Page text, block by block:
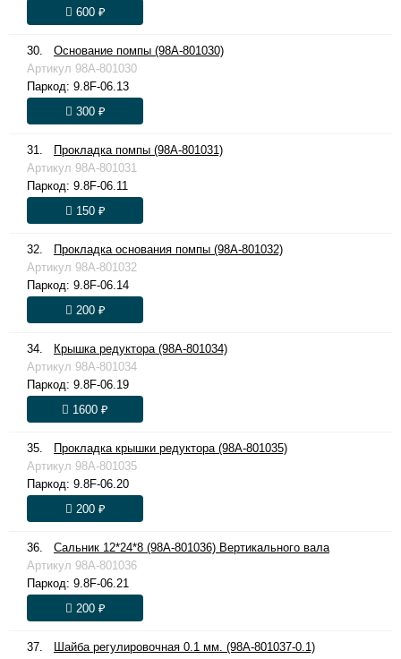
600 ₽
30.
Основание помпы (98A-801030)
Артикул 98A-801030
Паркод: 9.8F-06.13
300 ₽
31.
Прокладка помпы (98A-801031)
Артикул 98A-801031
Паркод: 9.8F-06.11
150 ₽
32.
Прокладка основания помпы (98A-801032)
Артикул 98A-801032
Паркод: 9.8F-06.14
200 ₽
34.
Крышка редуктора (98A-801034)
Артикул 98A-801034
Паркод: 9.8F-06.19
1600 ₽
35.
Прокладка крышки редуктора (98A-801035)
Артикул 98A-801035
Паркод: 9.8F-06.20
200 ₽
36.
Сальник 12*24*8 (98A-801036) Вертикального вала
Артикул 98A-801036
Паркод: 9.8F-06.21
200 ₽
37.
Шайба регулировочная 0.1 мм. (98A-801037-0.1)